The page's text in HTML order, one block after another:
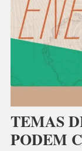
TEMAS
PODEM